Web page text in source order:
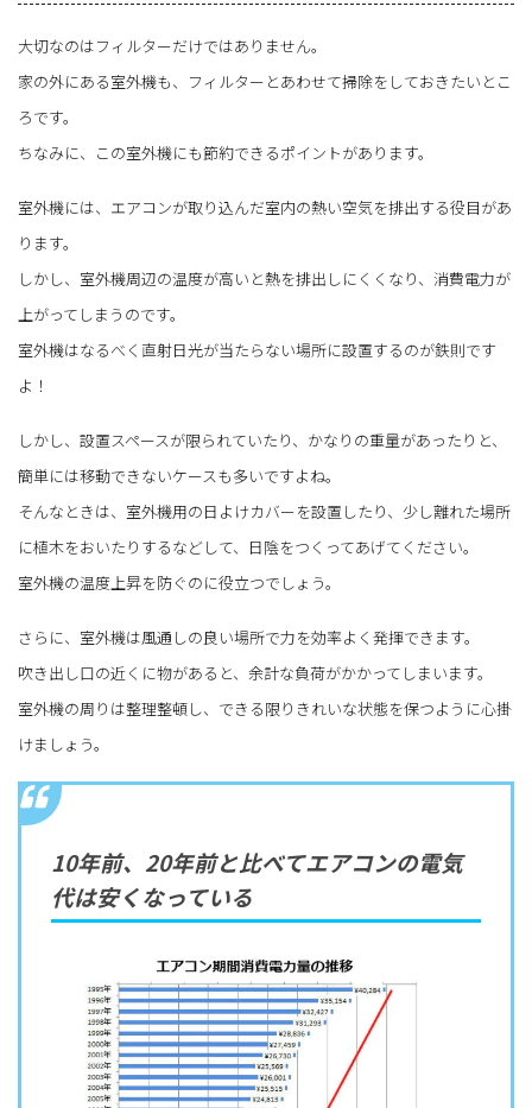
大切なのはフィルターだけではありません。
家の外にある室外機も、フィルターとあわせて掃除をしておきたいとこ
ろです。
ちなみに、この室外機にも節約できるポイントがあります。
室外機には、エアコンが取り込んだ室内の熱い空気を排出する役目があ
ります。
しかし、室外機周辺の温度が高いと熱を排出しにくくなり、消費電力が
上がってしまうのです。
室外機はなるべく直射日光が当たらない場所に設置するのが鉄則です
よ！
しかし、設置スペースが限られていたり、かなりの重量があったりと、
簡単には移動できないケースも多いですよね。
そんなときは、室外機用の日よけカバーを設置したり、少し離れた場所
に植木をおいたりするなどして、日陰をつくってあげてください。
室外機の温度上昇を防ぐのに役立つでしょう。
さらに、室外機は風通しの良い場所で力を効率よく発揮できます。
吹き出し口の近くに物があると、余計な負荷がかかってしまいます。
室外機の周りは整理整頓し、できる限りきれいな状態を保つように心掛
けましょう。
10年前、20年前と比べてエアコンの電気
代は安くなっている